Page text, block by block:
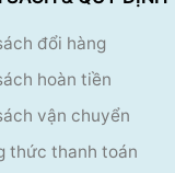
đổi hàng
hoàn tiền
vận chuyển
thức thanh toán